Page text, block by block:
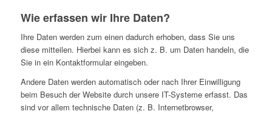
Wie erfassen wir Ihre Daten?
Ihre Daten werden zum einen dadurch erhoben, dass Sie uns
diese mitteilen. Hierbei kann es sich z. B. um Daten handeln, die
Sie in ein Kontaktformular eingeben.
Andere Daten werden automatisch oder nach Ihrer Einwilligung
beim Besuch der Website durch unsere IT-Systeme erfasst. Das
sind vor allem technische Daten (z. B. Internetbrowser,